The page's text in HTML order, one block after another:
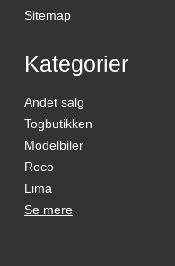
Sitemap
Kategorier
Andet salg
Togbutikken
Modelbiler
Roco
Lima
Se mere